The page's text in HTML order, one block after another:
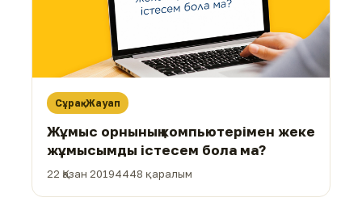
Сұрақ-Жауап
Жұмыс орнының компьютерімен жеке
жұмысымды істесем бола ма?
22 Қазан 20194448 қаралым